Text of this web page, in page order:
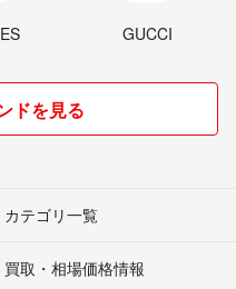
GUCCI
ドを見る
カテゴリ一覧
買取・相場価格情報